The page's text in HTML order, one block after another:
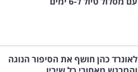
לאונרד כהן חושף את הסיפור הנוגה